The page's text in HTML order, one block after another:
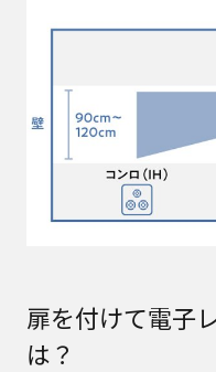
扉を付けて電子
は？